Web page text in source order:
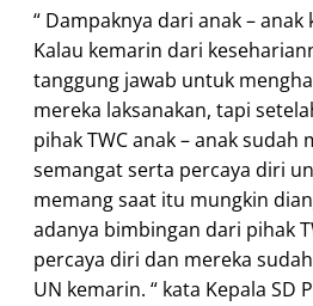
“ Dampaknya dari anak –
Kalau kemarin dari
tanggung jawab untuk
mereka laksanakan, tapi
pihak TWC anak – anak
semangat serta percaya diri
memang saat itu mungkin
adanya bimbingan dari pihak
percaya diri dan mereka
UN kemarin. “ kata Kepala SD